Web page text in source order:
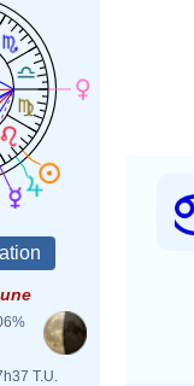
T.U.